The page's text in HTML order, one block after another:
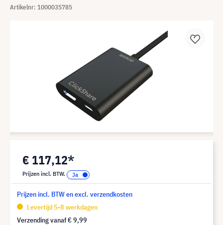
Artikelnr: 1000035785
€ 117,12*
Prijzen incl. BTW.
Prijzen incl. BTW en excl. verzendkosten
Levertijd 5-8 werkdagen
Verzending vanaf€ 9,99